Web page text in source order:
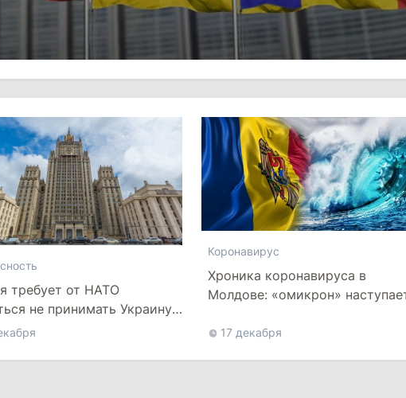
требует от НАТО
не принимать Украину
Коронавирус
Хроника коронавируса в
Молдове: «омикрон»
17 декабря